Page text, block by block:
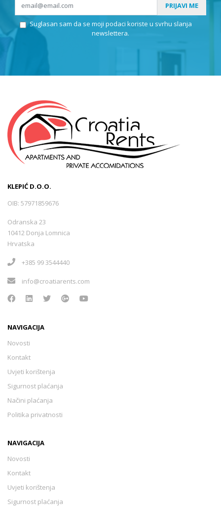
PRIJAVI ME
Suglasan sam da se moji podaci koriste u svrhu slanja
newslettera.
KLEPIĆ D.O.O.
OIB: 57971859676
Odranska 23
10412 Donja Lomnica
Hrvatska
+385 99 3544440
info@croatiarents.com
NAVIGACIJA
Novosti
Kontakt
Uvjeti korištenja
Sigurnost plaćanja
Načini plaćanja
Politika privatnosti
NAVIGACIJA
Novosti
Kontakt
Uvjeti korištenja
Sigurnost plaćanja